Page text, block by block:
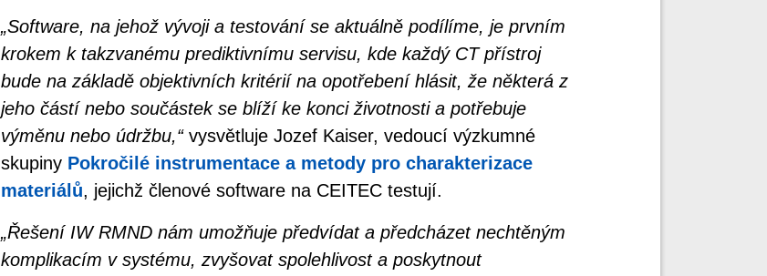
„Software, na jehož vývoji a testování se aktuálně podílíme, je prvním
krokem k takzvanému prediktivnímu servisu, kde každý CT přístroj
bude na základě objektivních kritérií na opotřebení hlásit, že některá z
jeho částí nebo součástek se blíží ke konci životnosti a potřebuje
výměnu nebo údržbu,“vysvětluje Jozef Kaiser, vedoucí výzkumné
skupiny Pokročilé instrumentace a metody pro charakterizace
materiálů, jejichž členové software na CEITEC testují.
„Řešení IW RMND nám umožňuje předvídat a předcházet nechtěným
komplikacím v systému, zvyšovat spolehlivost a poskytnout